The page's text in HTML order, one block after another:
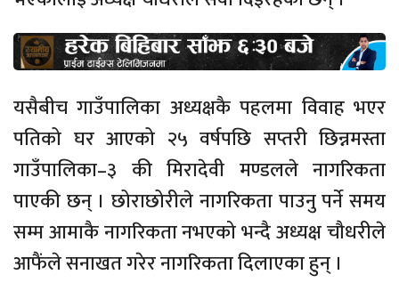
यसैबीच गाउँपालिका अध्यक्षकै पहलमा विवाह भएर
पतिको घर आएको २५ वर्षपछि सप्तरी छिन्नमस्ता
गाउँपालिका–३ की मिरादेवी मण्डलले नागरिकता
पाएकी छन् । छोराछोरीले नागरिकता पाउनु पर्ने समय
सम्म आमाकै नागरिकता नभएको भन्दै अध्यक्ष चौधरीले
आफैंले सनाखत गरेर नागरिकता दिलाएका हुन् ।